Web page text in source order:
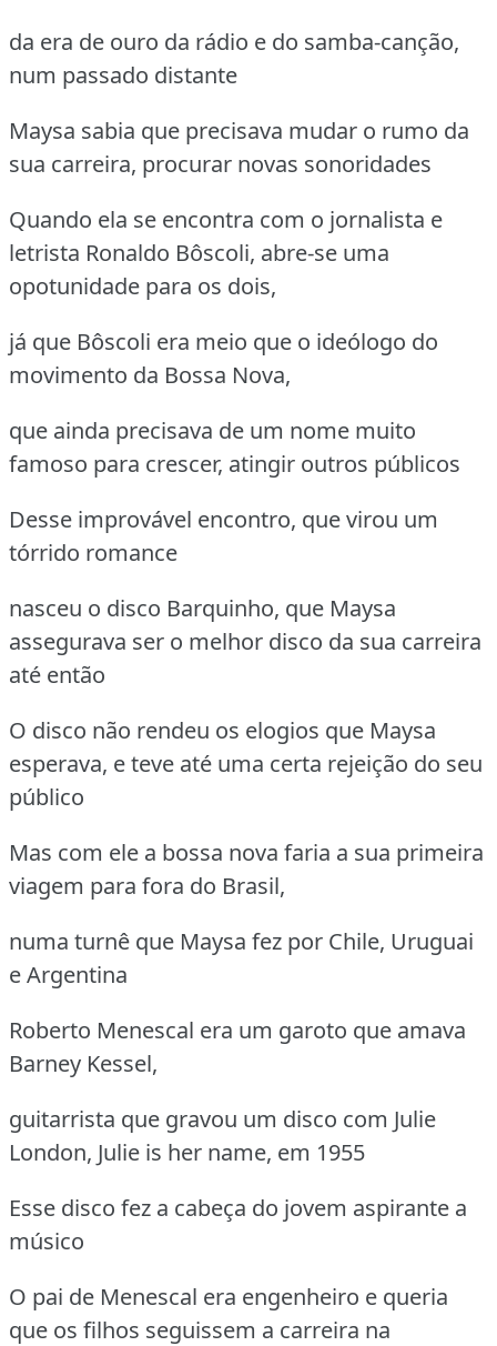
da era de ouro da rádio e do samba-canção,
num passado distante
Maysa sabia que precisava mudar o rumo da
sua carreira, procurar novas sonoridades
Quando ela se encontra com o jornalista e
letrista Ronaldo Bôscoli, abre-se uma
opotunidade para os dois,
já que Bôscoli era meio que o ideólogo do
movimento da Bossa Nova,
que ainda precisava de um nome muito
famoso para crescer, atingir outros públicos
Desse improvável encontro, que virou um
tórrido romance
nasceu o disco Barquinho, que Maysa
assegurava ser o melhor disco da sua carreira
até então
O disco não rendeu os elogios que Maysa
esperava, e teve até uma certa rejeição do seu
público
Mas com ele a bossa nova faria a sua primeira
viagem para fora do Brasil,
numa turnê que Maysa fez por Chile, Uruguai
e Argentina
Roberto Menescal era um garoto que amava
Barney Kessel,
guitarrista que gravou um disco com Julie
London, Julie is her name, em 1955
Esse disco fez a cabeça do jovem aspirante a
músico
O pai de Menescal era engenheiro e queria
que os filhos seguissem a carreira na